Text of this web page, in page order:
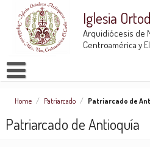
Iglesia
Arquidiócesis de
Centroamérica y
Home / Patriarcado / Patriarcado de
Patriarcado de Antioquía